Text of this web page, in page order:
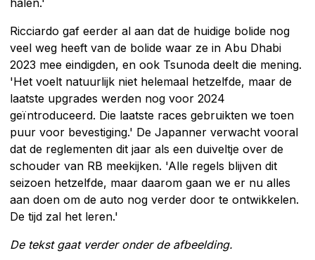
Ricciardo gaf eerder al aan dat de huidige bolide nog
veel weg heeft van de bolide waar ze in Abu Dhabi
2023 mee eindigden, en ook Tsunoda deelt die mening.
'Het voelt natuurlijk niet helemaal hetzelfde, maar de
laatste upgrades werden nog voor 2024
geïntroduceerd. Die laatste races gebruikten we toen
puur voor bevestiging.' De Japanner verwacht vooral
dat de reglementen dit jaar als een duiveltje over de
schouder van RB meekijken. 'Alle regels blijven dit
seizoen hetzelfde, maar daarom gaan we er nu alles
aan doen om de auto nog verder door te ontwikkelen.
De tijd zal het leren.'
De tekst gaat verder onder de afbeelding.